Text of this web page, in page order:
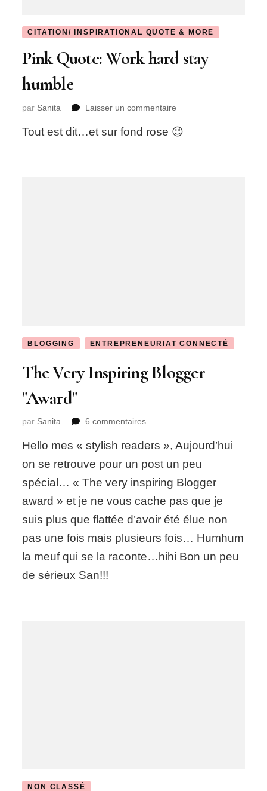
CITATION/ INSPIRATIONAL QUOTE & MORE
Pink Quote: Work hard stay
humble
par Sanita Laisser un commentaire
Quote:
Tout est dit…et sur fond rose 😉
BLOGGING ENTREPRENEURIAT CONNECTÉ
The Very Inspiring Blogger
"Award"
par Sanita 6 commentairessur
Very
Inspiring
Blogger
"Award"
Hello mes « stylish readers », Aujourd’hui
on se retrouve pour un post un peu
spécial… « The very inspiring Blogger
award » et je ne vous cache pas que je
suis plus que flattée d’avoir été élue non
pas une fois mais plusieurs fois… Humhum
la meuf qui se la raconte…hihi Bon un peu
de sérieux San!!!
NON CLASSÉ